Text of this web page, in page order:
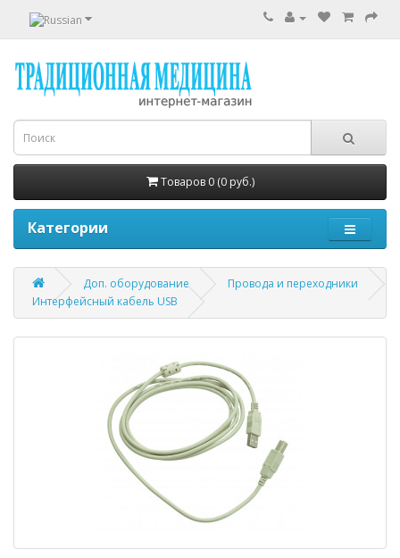
Товаров 0 (0 руб.)
Категории
Доп. оборудование
Провода и переходники
Интерфейсный кабель USB